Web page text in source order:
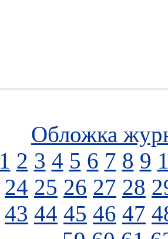
Обложка
1 2 3 4 5 6 7 8 9
24 25 26 27 28
43 44 45 46 47